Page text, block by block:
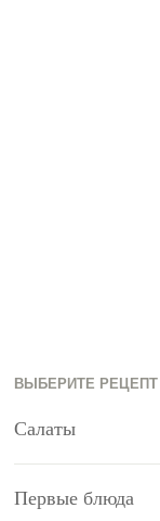
ВЫБЕРИТЕ РЕЦЕПТ
Салаты
Первые блюда